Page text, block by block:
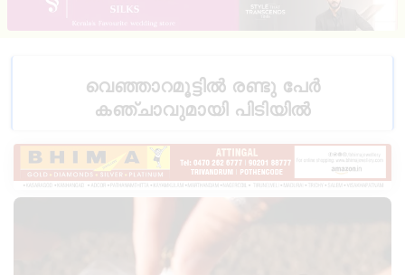
വെഞ്ഞാറമൂട്ടിൽ രണ്ടു പേർ
കഞ്ചാവുമായി പിടിയിൽ